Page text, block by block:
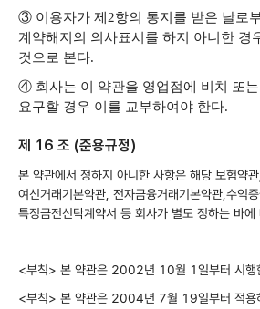
③ 이용자가 제2항의 통지를 받은 날로
계약해지의 의사표시를 하지 아니한 경
것으로 본다.
④ 회사는 이 약관을 영업점에 비치 또
요구할 경우 이를 교부하여야 한다.
제 16 조 (준용규정)
본 약관에서 정하지 아니한 사항은 해당 보험약
여신거래기본약관, 전자금융거래기본약관,수익
특정금전신탁계약서 등 회사가 별도 정하는 바에
<부칙> 본 약관은 2002년 10월 1일부터 시행
<부칙> 본 약관은 2004년 7월 19일부터 적용